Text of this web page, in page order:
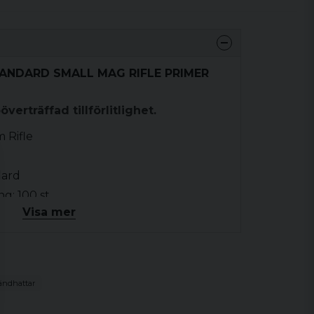
SMALL MAG RIFLE PRIMER
tillförlitlighet.
Rifle
100 st
Visa mer